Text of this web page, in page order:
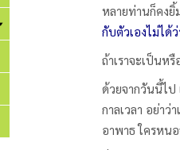
หลายท่านก็คงยิ้
กับตัวเองไม่ได้
ถ้าเราจะเป็นห
ด้วยจากวันนี้ไป
กาลเวลา อย่าว่
อาพาธ ใครหน